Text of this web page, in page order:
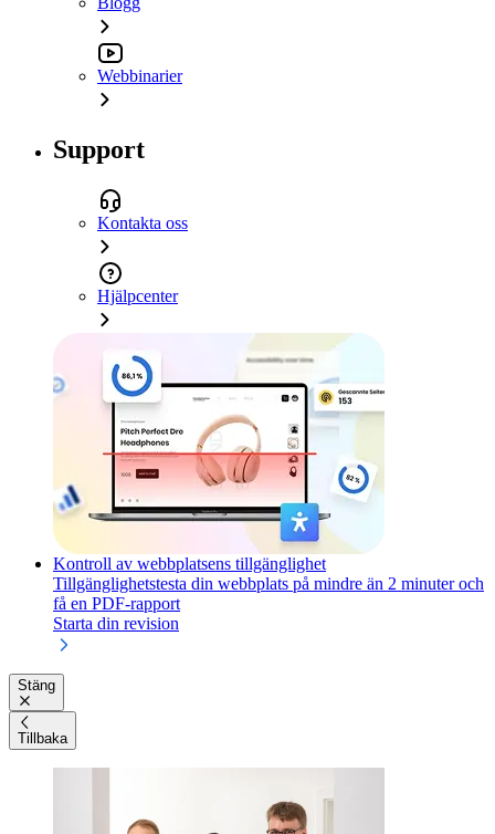
Webbinarier
Support
Kontakta oss
Hjälpcenter
Kontroll av webbplatsens tillgänglighet
Tillgänglighetstesta din webbplats på mindre än 2 minuter och
få en PDF-rapport
Starta din revision
Stäng
Tillbaka